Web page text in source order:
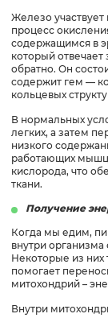
Железо участвует
процесс
содержащимся в
который отвечает
обратно. Он
содержит гем —
кольцевых
В нормальных
легких, а затем
низкого
работающих
кислорода, что
ткани.
Получение
Когда мы едим,
внутри
Некоторые из них
помогает
митохондрий –
Внутри